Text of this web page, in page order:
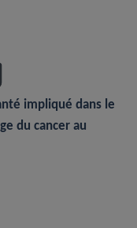
impliqué dans le
du cancer au